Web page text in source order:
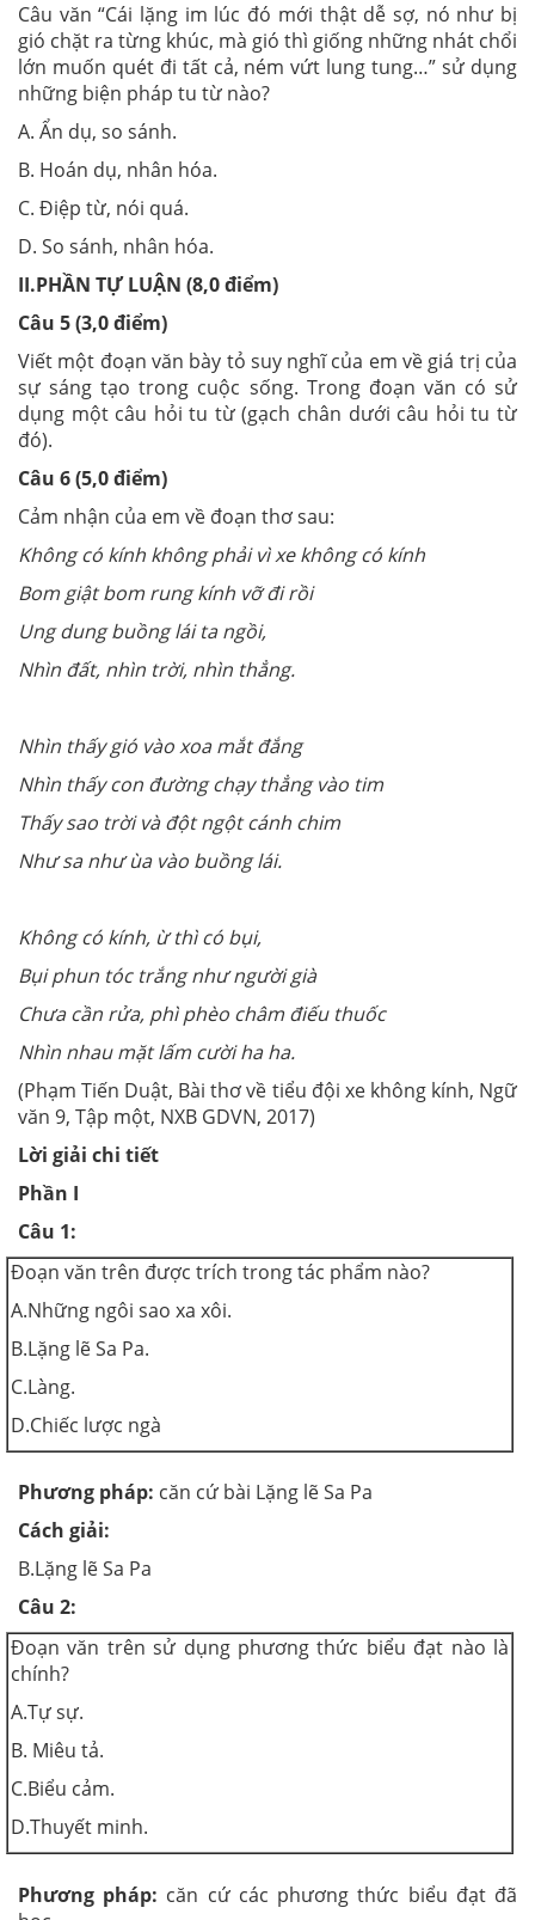
Câu văn “Cái lặng im lúc đó mới thật dễ sợ, nó như bị
gió chặt ra từng khúc, mà gió thì giống những nhát chổi
lớn muốn quét đi tất cả, ném vứt lung tung…” sử dụng
những biện pháp tu từ nào?
A. Ẩn dụ, so sánh.
B. Hoán dụ, nhân hóa.
C. Điệp từ, nói quá.
D. So sánh, nhân hóa.
II.PHẦN TỰ LUẬN (8,0 điểm)
Câu 5 (3,0 điểm)
Viết một đoạn văn bày tỏ suy nghĩ của em về giá trị của
sự sáng tạo trong cuộc sống. Trong đoạn văn có sử
dụng một câu hỏi tu từ (gạch chân dưới câu hỏi tu từ
đó).
Câu 6 (5,0 điểm)
Cảm nhận của em về đoạn thơ sau:
Không có kính không phải vì xe không có kính
Bom giật bom rung kính vỡ đi rồi
Ung dung buồng lái ta ngồi,
Nhìn đất, nhìn trời, nhìn thẳng.
Nhìn thấy gió vào xoa mắt đắng
Nhìn thấy con đường chạy thẳng vào tim
Thấy sao trời và đột ngột cánh chim
Như sa như ùa vào buồng lái.
Không có kính, ừ thì có bụi,
Bụi phun tóc trắng như người già
Chưa cần rửa, phì phèo châm điếu thuốc
Nhìn nhau mặt lấm cười ha ha.
(Phạm Tiến Duật, Bài thơ về tiểu đội xe không kính, Ngữ
văn 9, Tập một, NXB GDVN, 2017)
Lời giải chi tiết
Phần I
Câu 1:
Đoạn văn trên được trích trong tác phẩm nào?
A.Những ngôi sao xa xôi.
B.Lặng lẽ Sa Pa.
C.Làng.
D.Chiếc lược ngà
Phương pháp: căn cứ bài Lặng lẽ Sa Pa
Cách giải:
B.Lặng lẽ Sa Pa
Câu 2:
Đoạn văn trên sử dụng phương thức biểu đạt nào là
chính?
A.Tự sự.
B. Miêu tả.
C.Biểu cảm.
D.Thuyết minh.
Phương pháp: căn cứ các phương thức biểu đạt đã